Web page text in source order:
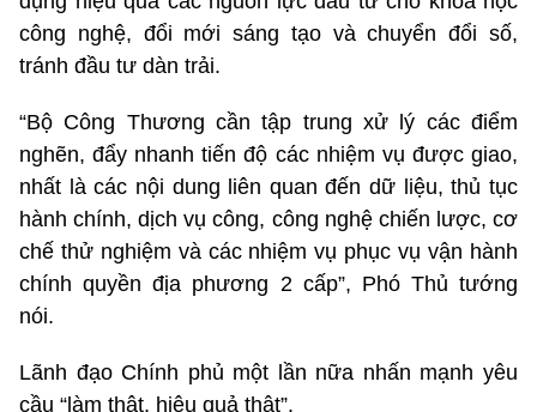
công nghệ, đổi mới sáng tạo và chuyển đổi số,
tránh đầu tư dàn trải.
“Bộ Công Thương cần tập trung xử lý các điểm
nghẽn, đẩy nhanh tiến độ các nhiệm vụ được giao,
nhất là các nội dung liên quan đến dữ liệu, thủ tục
hành chính, dịch vụ công, công nghệ chiến lược, cơ
chế thử nghiệm và các nhiệm vụ phục vụ vận hành
chính quyền địa phương 2 cấp”, Phó Thủ tướng
nói.
Lãnh đạo Chính phủ một lần nữa nhấn mạnh yêu
cầu “làm thật, hiệu quả thật”.